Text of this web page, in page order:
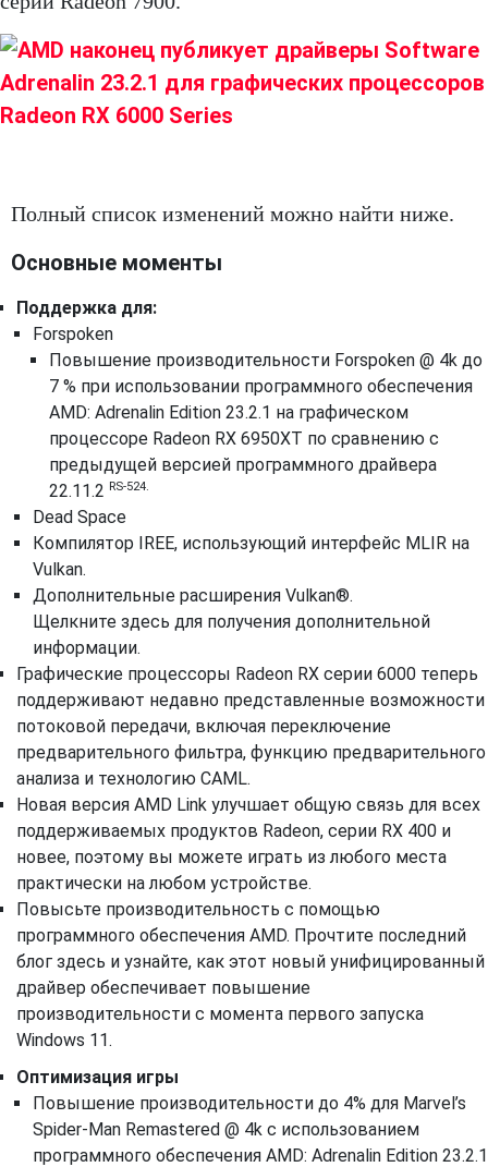
Полный список изменений можно найти ниже.
Основные моменты
Поддержка для:
Forspoken
Повышение производительности Forspoken @ 4k до
7 % при использовании программного обеспечения
AMD: Adrenalin Edition 23.2.1 на графическом
процессоре Radeon RX 6950XT по сравнению с
предыдущей версией программного драйвера
22.11.2 RS-524.
Dead Space
Компилятор IREE, использующий интерфейс MLIR на
Vulkan.
Дополнительные расширения Vulkan®.
Щелкните здесь для получения дополнительной
информации.
Графические процессоры Radeon RX серии 6000 теперь
поддерживают недавно представленные возможности
потоковой передачи, включая переключение
предварительного фильтра, функцию предварительного
анализа и технологию CAML.
Новая версия AMD Link улучшает общую связь для всех
поддерживаемых продуктов Radeon, серии RX 400 и
новее, поэтому вы можете играть из любого места
практически на любом устройстве.
Повысьте производительность с помощью
программного обеспечения AMD. Прочтите последний
блог здесь и узнайте, как этот новый унифицированный
драйвер обеспечивает повышение
производительности с момента первого запуска
Windows 11.
Оптимизация игры
Повышение производительности до 4% для Marvel’s
Spider-Man Remastered @ 4k с использованием
программного обеспечения AMD: Adrenalin Edition 23.2.1